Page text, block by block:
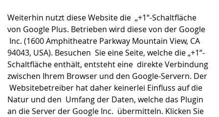
Weiterhin nutzt diese Website die „+1“-Schaltfläche
von Google Plus. Betrieben wird diese von der Google
Inc. (1600 Amphitheatre Parkway Mountain View, CA
94043, USA). Besuchen Sie eine Seite, welche die „+1“-
Schaltfläche enthält, entsteht eine direkte Verbindung
zwischen Ihrem Browser und den Google-Servern. Der
Websitebetreiber hat daher keinerlei Einfluss auf die
Natur und den Umfang der Daten, welche das Plugin
an die Server der Google Inc. übermitteln. Klicken Sie